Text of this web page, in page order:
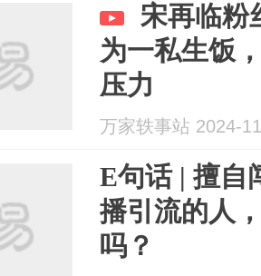
宋再临粉
为一私生饭
压力
万家轶事站 2024-
E句话 | 擅自
播引流的人
吗？